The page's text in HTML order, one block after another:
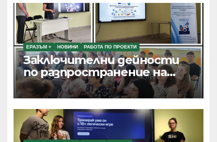
ЕРАЗЪМ + НОВИНИ РАБОТА ПО ПРОЕКТИ
Заключителни дейности
по разпространение на
резултатите от текущи
проекти по Програма
Еразъм+, ПОО и eTwinning